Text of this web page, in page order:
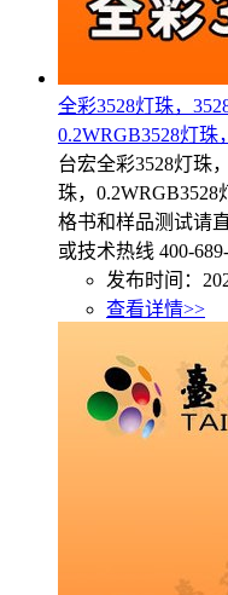
全彩3528灯珠，
0.2WRGB3528灯珠
台宏全彩3528灯珠
珠，0.2WRGB3528
格书和样品测试请
或技术热线 400-
发布时间：
查看详情>>